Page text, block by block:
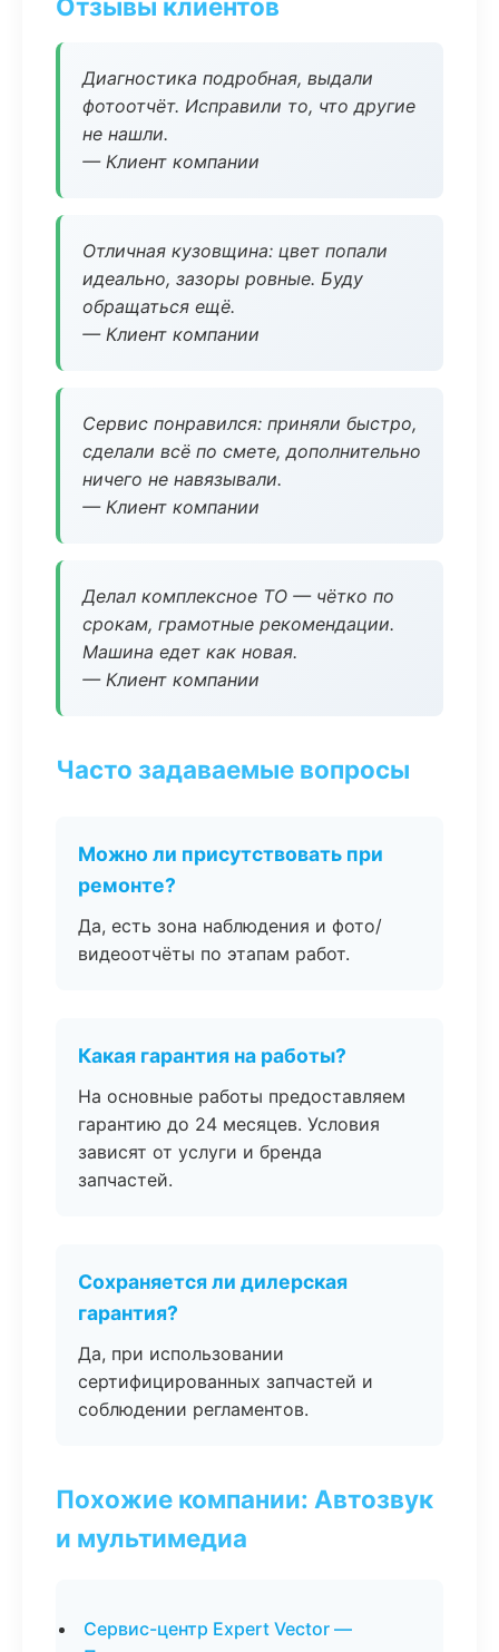
Отзывы клиентов
Диагностика подробная, выдали
фотоотчёт. Исправили то, что другие
не нашли.
— Клиент компании
Отличная кузовщина: цвет попали
идеально, зазоры ровные. Буду
обращаться ещё.
— Клиент компании
Сервис понравился: приняли быстро,
сделали всё по смете, дополнительно
ничего не навязывали.
— Клиент компании
Делал комплексное ТО — чётко по
срокам, грамотные рекомендации.
Машина едет как новая.
— Клиент компании
Часто задаваемые вопросы
Можно ли присутствовать при
ремонте?
Да, есть зона наблюдения и фото/
видеоотчёты по этапам работ.
Какая гарантия на работы?
На основные работы предоставляем
гарантию до 24 месяцев. Условия
зависят от услуги и бренда
запчастей.
Сохраняется ли дилерская
гарантия?
Да, при использовании
сертифицированных запчастей и
соблюдении регламентов.
Похожие компании: Автозвук
и мультимедиа
Сервис-центр Expert Vector —